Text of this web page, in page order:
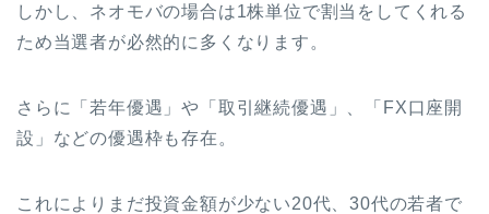
しかし、ネオモバの場合は1株単位で割当をしてくれる
ため当選者が必然的に多くなります。
さらに「若年優遇」や「取引継続優遇」、「FX口座開
設」などの優遇枠も存在。
これによりまだ投資金額が少ない20代、30代の若者で